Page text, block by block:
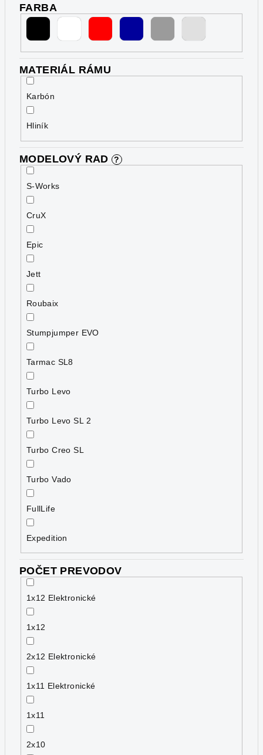
FARBA
MATERIÁL RÁMU
Karbón
Hliník
MODELOVÝ RAD ?
S-Works
CruX
Epic
Jett
Roubaix
Stumpjumper EVO
Tarmac SL8
Turbo Levo
Turbo Levo SL 2
Turbo Creo SL
Turbo Vado
FullLife
Expedition
POČET PREVODOV
1x12 Elektronické
1x12
2x12 Elektronické
1x11 Elektronické
1x11
2x10